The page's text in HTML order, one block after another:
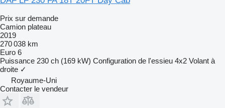
Prix sur demande
Camion plateau
2019
270 038 km
Euro 6
Puissance 230 ch (169 kW) Configuration de l'essieu 4x2 Volant à
droite ✓
Royaume-Uni
Contacter le vendeur